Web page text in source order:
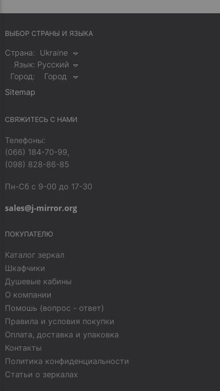
ВЫБОР СТРАНЫ И ЯЗЫКА
Страна: Ukraine
Язык: Русский
Город:
Город
Sitemap
СВЯЖИТЕСЬ С НАМИ
Телефоны:
(066) 184-70-99,
(098) 828-86-85
Пн-Сб с 9-00 до 17-30
sales@j-mirror.org
ПОКУПАТЕЛЮ
Каталог зеркал
Шкафчики
Душевые кабины
О компании
Помошь (вопрос - ответ)
Правила и условия покупки
Оплата, доставка и упаковка
Контакты
Политика конфиденциальности
Статьи о зеркалах